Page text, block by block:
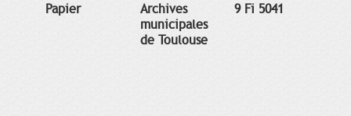
Papier
Archives
municipales
de Toulouse
9 Fi 5041